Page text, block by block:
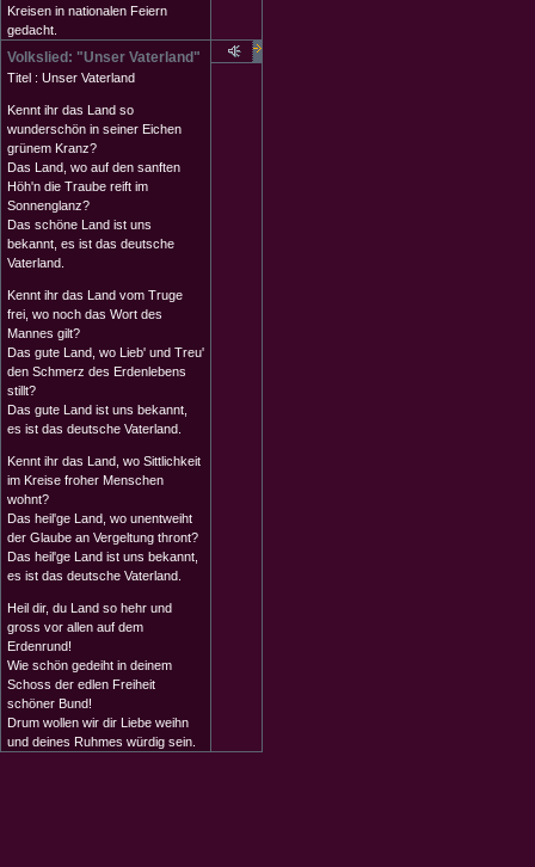
Kreisen in nationalen Feiern
gedacht.
Volkslied: "Unser Vaterland"
Titel : Unser Vaterland
Kennt ihr das Land so
wunderschön in seiner Eichen
grünem Kranz?
Das Land, wo auf den sanften
Höh'n die Traube reift im
Sonnenglanz?
Das schöne Land ist uns
bekannt, es ist das deutsche
Vaterland.
Kennt ihr das Land vom Truge
frei, wo noch das Wort des
Mannes gilt?
Das gute Land, wo Lieb' und Treu'
den Schmerz des Erdenlebens
stillt?
Das gute Land ist uns bekannt,
es ist das deutsche Vaterland.
Kennt ihr das Land, wo Sittlichkeit
im Kreise froher Menschen
wohnt?
Das heil'ge Land, wo unentweiht
der Glaube an Vergeltung thront?
Das heil'ge Land ist uns bekannt,
es ist das deutsche Vaterland.
Heil dir, du Land so hehr und
gross vor allen auf dem
Erdenrund!
Wie schön gedeiht in deinem
Schoss der edlen Freiheit
schöner Bund!
Drum wollen wir dir Liebe weihn
und deines Ruhmes würdig sein.